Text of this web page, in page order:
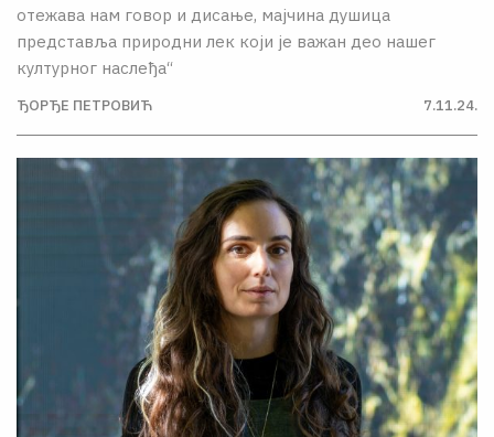
отежава нам говор и дисање, мајчина душица
представља природни лек који је важан део нашег
културног наслеђа“
ЂОРЂЕ ПЕТРОВИЋ 7.11.24.